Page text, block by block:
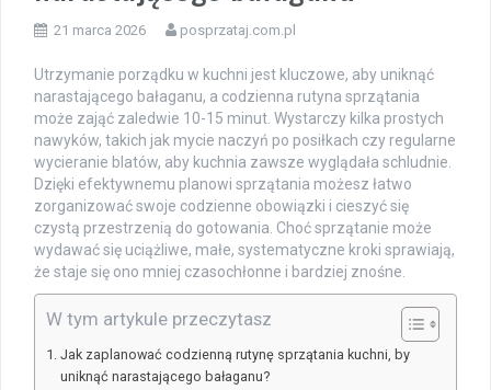
21 marca 2026 posprzataj.com.pl
Utrzymanie porządku w kuchni jest kluczowe, aby uniknąć
narastającego bałaganu, a codzienna rutyna sprzątania
może zająć zaledwie 10-15 minut. Wystarczy kilka prostych
nawyków, takich jak mycie naczyń po posiłkach czy regularne
wycieranie blatów, aby kuchnia zawsze wyglądała schludnie.
Dzięki efektywnemu planowi sprzątania możesz łatwo
zorganizować swoje codzienne obowiązki i cieszyć się
czystą przestrzenią do gotowania. Choć sprzątanie może
wydawać się uciążliwe, małe, systematyczne kroki sprawiają,
że staje się ono mniej czasochłonne i bardziej znośne.
W tym artykule przeczytasz
Jak zaplanować codzienną rutynę sprzątania kuchni, by
uniknąć narastającego bałaganu?